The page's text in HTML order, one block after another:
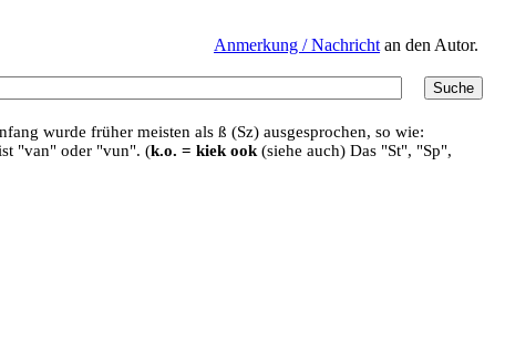
Anmerkung / Nachricht an den Autor.
wurde früher meisten als ß (Sz) ausgesprochen, so wie:
"van" oder "vun". (k.o. = kiek ook (siehe auch) Das "St", "Sp",